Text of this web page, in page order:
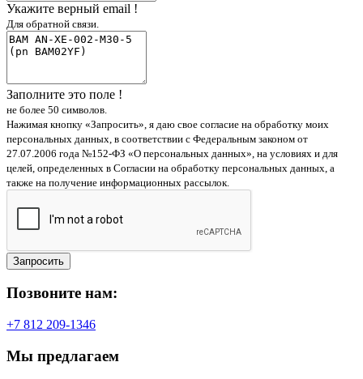
Укажите верный email !
Для обратной связи.
Заполните это поле !
не более 50 символов.
Нажимая кнопку «Запросить», я даю свое согласие на обработку моих
персональных данных, в соответствии с Федеральным законом от
27.07.2006 года №152-ФЗ «О персональных данных», на условиях и для
целей, определенных в Согласии на обработку персональных данных, а
также на получение информационных рассылок.
Запросить
Позвоните нам:
+7 812 209-1346
Мы предлагаем